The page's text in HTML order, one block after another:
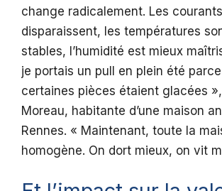
change radicalement. Les courants
disparaissent, les températures
stables, l’humidité est mieux
je portais un pull en plein été
certaines pièces étaient glacées
Moreau, habitante d’une maison
Rennes. « Maintenant, toute la
homogène. On dort mieux, on vit